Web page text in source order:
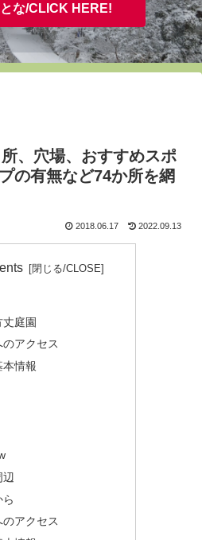
な/CLICK HERE!
、穴場、おすすめスポ
の有無など74か所を網
2018.06.17 2022.09.13
丈庭園
アクセス
本情報
ら
アクセス